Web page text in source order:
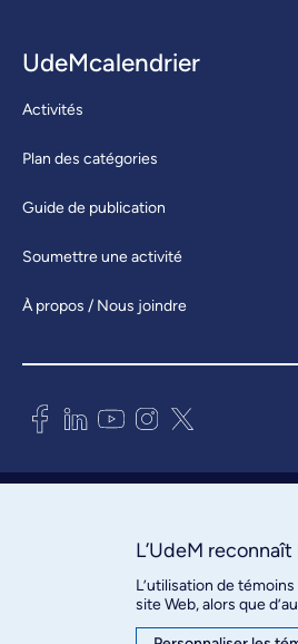
UdeMcalendrier
Activités
Plan des catégories
Guide de publication
Soumettre une activité
À propos / Nous joindre
Bureau des communications
3744, rue Jean-Brillant, bureau 490
L’UdeM
L’utilisation de
site Web, alors que